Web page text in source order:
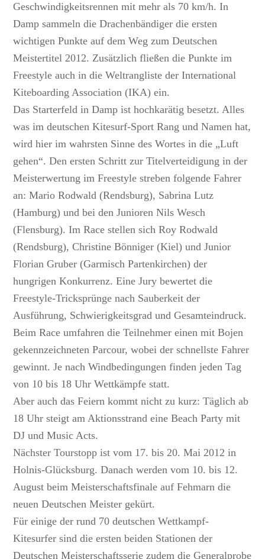
Geschwindigkeitsrennen mit mehr als 70 km/h. In
Damp sammeln die Drachenbändiger die ersten
wichtigen Punkte auf dem Weg zum Deutschen
Meistertitel 2012. Zusätzlich fließen die Punkte im
Freestyle auch in die Weltrangliste der International
Kiteboarding Association (IKA) ein.
Das Starterfeld in Damp ist hochkarätig besetzt. Alles
was im deutschen Kitesurf-Sport Rang und Namen hat,
wird hier im wahrsten Sinne des Wortes in die „Luft
gehen“. Den ersten Schritt zur Titelverteidigung in der
Meisterwertung im Freestyle streben folgende Fahrer
an: Mario Rodwald (Rendsburg), Sabrina Lutz
(Hamburg) und bei den Junioren Nils Wesch
(Flensburg). Im Race stellen sich Roy Rodwald
(Rendsburg), Christine Bönniger (Kiel) und Junior
Florian Gruber (Garmisch Partenkirchen) der
hungrigen Konkurrenz. Eine Jury bewertet die
Freestyle-Tricksprünge nach Sauberkeit der
Ausführung, Schwierigkeitsgrad und Gesamteindruck.
Beim Race umfahren die Teilnehmer einen mit Bojen
gekennzeichneten Parcour, wobei der schnellste Fahrer
gewinnt. Je nach Windbedingungen finden jeden Tag
von 10 bis 18 Uhr Wettkämpfe statt.
Aber auch das Feiern kommt nicht zu kurz: Täglich ab
18 Uhr steigt am Aktionsstrand eine Beach Party mit
DJ und Music Acts.
Nächster Tourstopp ist vom 17. bis 20. Mai 2012 in
Holnis-Glücksburg. Danach werden vom 10. bis 12.
August beim Meisterschaftsfinale auf Fehmarn die
neuen Deutschen Meister gekürt.
Für einige der rund 70 deutschen Wettkampf-
Kitesurfer sind die ersten beiden Stationen der
Deutschen Meisterschaftsserie zudem die Generalprobe